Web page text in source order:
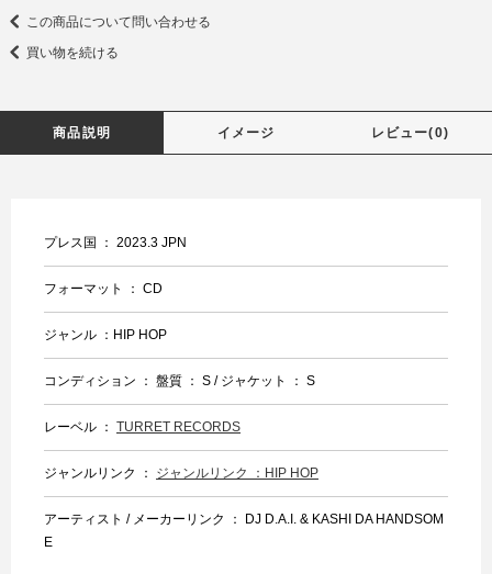
この商品について問い合わせる
買い物を続ける
商品説明 イメージ レビュー(0)
プレス国 ： 2023.3 JPN
フォーマット ： CD
ジャンル ：HIP HOP
コンディション ： 盤質 ： S / ジャケット ： S
レーベル ： TURRET RECORDS
ジャンルリンク ： ジャンルリンク ：HIP HOP
アーティスト / メーカーリンク ： DJ D.A.I. & KASHI DA HANDSOM
E